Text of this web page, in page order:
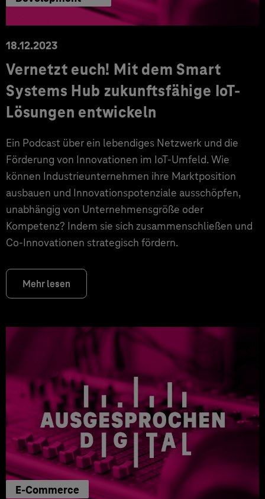
18.12.2023
Vernetzt euch! Mit dem Smart
Systems Hub zukunftsfähige IoT-
Lösungen entwickeln
Ein Podcast über ein lebendiges Netzwerk und die
Förderung von Innovationen im IoT-Umfeld. Wie
können Industrieunternehmen ihre Marktposition
ausbauen und Innovationspotenziale ausschöpfen,
unabhängig von Unternehmensgröße oder
Kompetenz? Indem sie sich zusammenschließen und
Co-Innovationen strategisch fördern.
Mehr lesen
E-Commerce